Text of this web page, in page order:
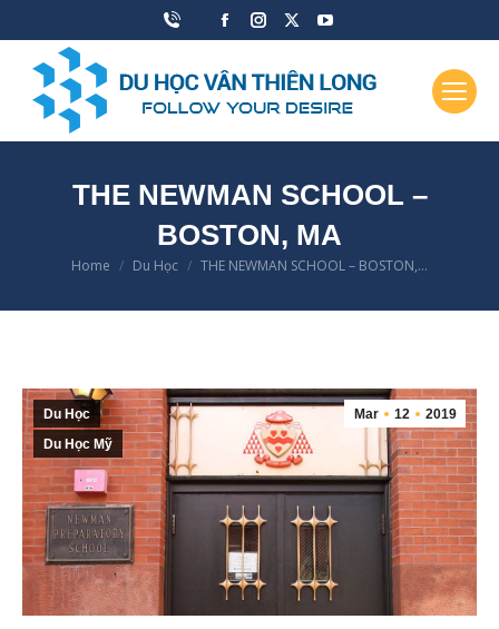
Facebook
opens
in
Instagram
opens
in
opens
in
YouTube
opens
in
THE NEWMAN SCHOOL –
BOSTON, MA
You are here:
Home Du Học THE NEWMAN SCHOOL – BOSTON,…
Mar 12 2019
Du Học
Du Học Mỹ